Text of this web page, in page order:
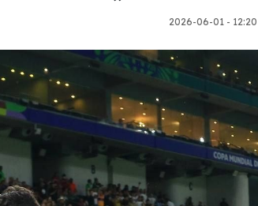
12:20 - 2026-06-01